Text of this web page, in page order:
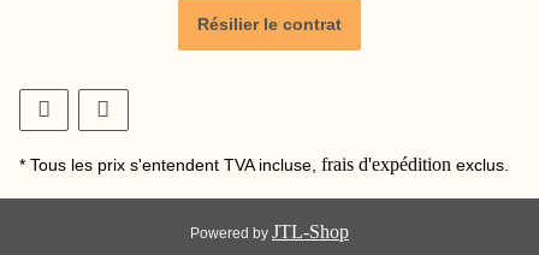
Résilier le contrat
* Tous les prix s'entendent TVA incluse, frais d'expédition exclus.
Powered by JTL-Shop